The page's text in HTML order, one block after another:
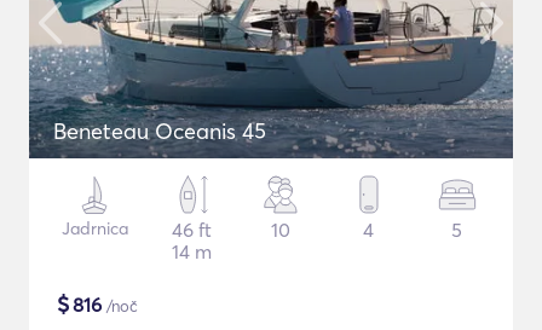
Beneteau Oceanis 45
Jadrnica
46 ft
14 m
10 4 5
$816 /noč